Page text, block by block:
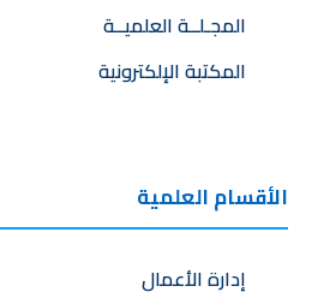
المجـلــة العلميــة
المكتبة الإلكترونية
الأقسام العلمية
إدارة الأعمال